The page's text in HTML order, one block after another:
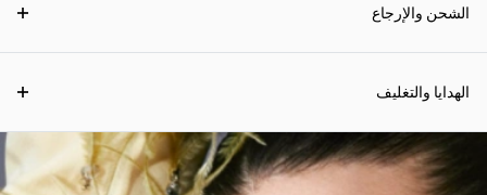
الشحن والإرجاع
الهدايا والتغليف